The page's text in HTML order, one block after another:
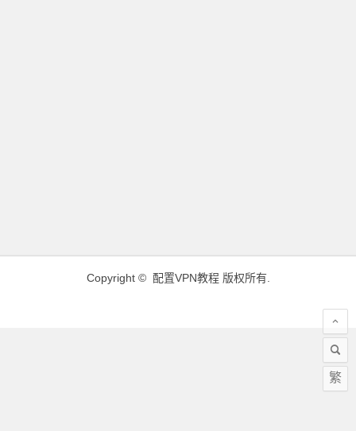
Copyright © 配置VPN教程版权所有.
繁